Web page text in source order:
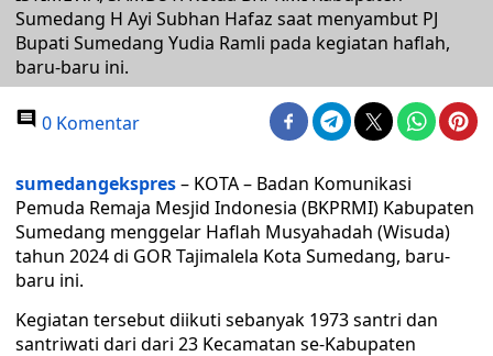
Sumedang H Ayi Subhan Hafaz saat menyambut PJ
Bupati Sumedang Yudia Ramli pada kegiatan haflah,
baru-baru ini.
0 Komentar
sumedangekspres– KOTA – Badan Komunikasi
Pemuda Remaja Mesjid Indonesia (BKPRMI) Kabupaten
Sumedang menggelar Haflah Musyahadah (Wisuda)
tahun 2024 di GOR Tajimalela Kota Sumedang, baru-
baru ini.
Kegiatan tersebut diikuti sebanyak 1973 santri dan
santriwati dari dari 23 Kecamatan se-Kabupaten